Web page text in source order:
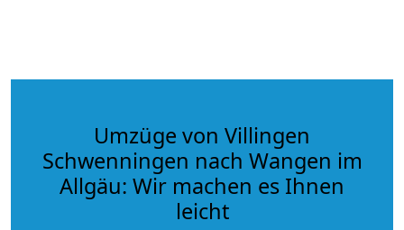
Umzüge von Villingen
Schwenningen nach Wangen im
Allgäu: Wir machen es Ihnen
leicht